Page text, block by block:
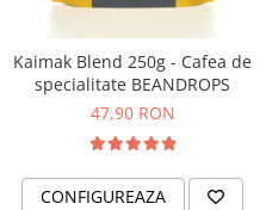
Kaimak Blend 250g - Cafea de
specialitate BEANDROPS
47,90 RON
CONFIGUREAZA